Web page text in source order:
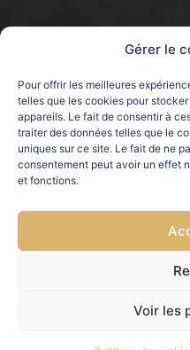
Gérer le
Pour offrir les meilleures
telles que les cookies pour
appareils. Le fait de consentir à
traiter des données telles que le
uniques sur ce site. Le fait de ne
consentement peut avoir un effet
et fonctions.
Voir les